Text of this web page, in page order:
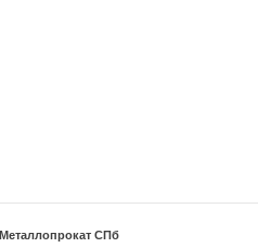
Металлопрокат СПб